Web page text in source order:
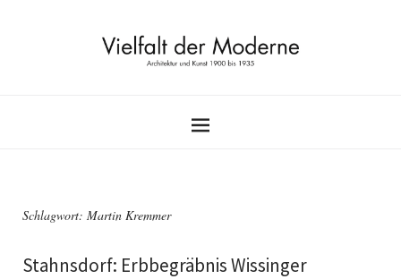
Schlagwort: Martin Kremmer
Stahnsdorf: Erbbegräbnis Wissinger